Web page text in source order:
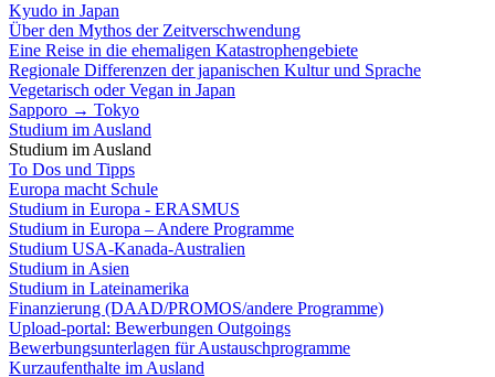
Kyudo in Japan
Über den Mythos der Zeitverschwendung
Eine Reise in die ehemaligen Katastrophengebiete
Regionale Differenzen der japanischen Kultur und Sprache
Vegetarisch oder Vegan in Japan
Sapporo → Tokyo
Studium im Ausland
Studium im Ausland
To Dos und Tipps
Europa macht Schule
Studium in Europa - ERASMUS
Studium in Europa – Andere Programme
Studium USA-Kanada-Australien
Studium in Asien
Studium in Lateinamerika
Finanzierung (DAAD/PROMOS/andere Programme)
Upload-portal: Bewerbungen Outgoings
Bewerbungsunterlagen für Austauschprogramme
Kurzaufenthalte im Ausland